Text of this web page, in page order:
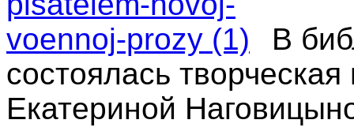
В
состоялась
Екатериной